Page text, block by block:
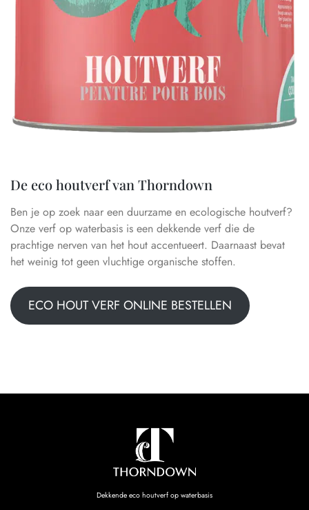
De eco houtverf van Thorndown
Ben je op zoek naar een duurzame en ecologische houtverf?
Onze verf op waterbasis is een dekkende verf die de
prachtige nerven van het hout accentueert. Daarnaast bevat
het weinig tot geen vluchtige organische stoffen.
ECO HOUT VERF ONLINE BESTELLEN
Dekkende eco houtverf op waterbasis